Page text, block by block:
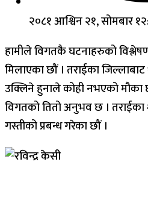
२०८१ आश्विन २१, सोमबार
हामीले विगतकै घटनाहरुको विश्लेषण
मिलाएका छौं । तराईका
उक्लिने हुनाले कोही नभएको मौका
विगतको तितो अनुभव छ । तराईका
गस्तीको प्रबन्ध गरेका छौं ।